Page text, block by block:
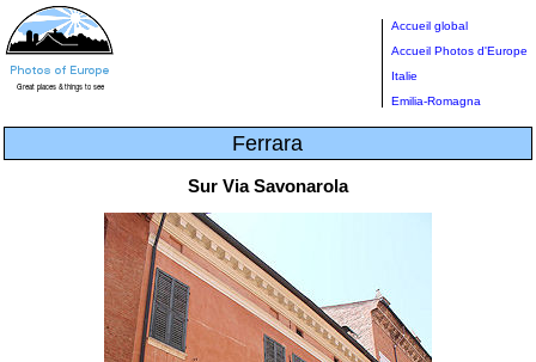
Accueil global
Accueil Photos d'Europe
Italie
Emilia-Romagna
Ferrara
Sur Via Savonarola